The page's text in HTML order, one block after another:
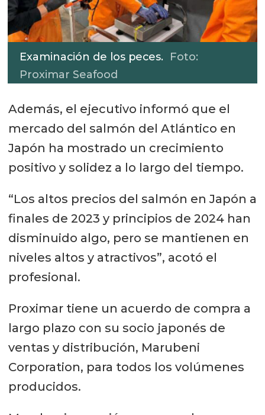
Examinación de los peces. Foto:
Proximar Seafood
Además, el ejecutivo informó que el
mercado del salmón del Atlántico en
Japón ha mostrado un crecimiento
positivo y solidez a lo largo del tiempo.
“Los altos precios del salmón en Japón a
finales de 2023 y principios de 2024 han
disminuido algo, pero se mantienen en
niveles altos y atractivos”, acotó el
profesional.
Proximar tiene un acuerdo de compra a
largo plazo con su socio japonés de
ventas y distribución, Marubeni
Corporation, para todos los volúmenes
producidos.